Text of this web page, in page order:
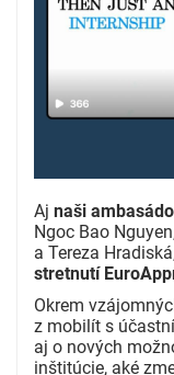
Aj naši
Ngoc Bao
a Tereza
stretnutí
Okrem
z mobilít s
aj o nových
inštitúcie, aké